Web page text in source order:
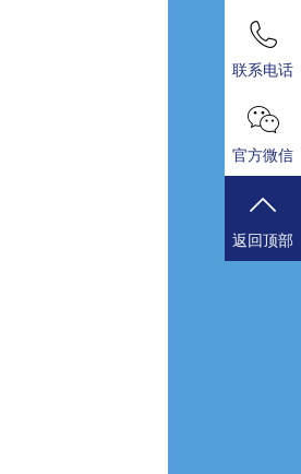
联系电话
官方微信
返回顶部